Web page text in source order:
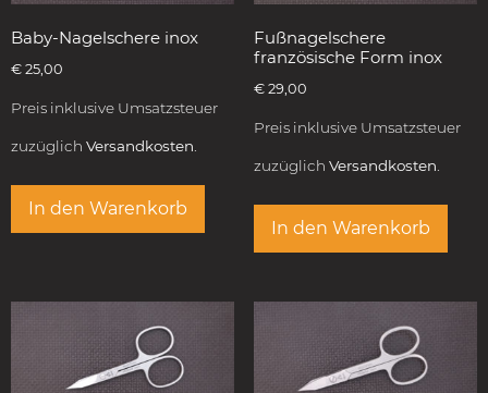
Baby-Nagelschere inox
€ 25,00
Preis inklusive Umsatzsteuer
zuzüglich Versandkosten.
In den Warenkorb
Fußnagelschere
französische Form inox
€29,00
Preis inklusive Umsatzsteuer
zuzüglich Versandkosten.
In den Warenkorb